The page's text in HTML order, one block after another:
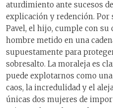
aturdimiento ante sucesos
explicación y redención. Por
Pavel, el hijo, cumple con
hombre metido en una
supuestamente para
sobresalto. La moraleja es
puede explotarnos como
caos, la incredulidad y el
únicas dos mujeres de